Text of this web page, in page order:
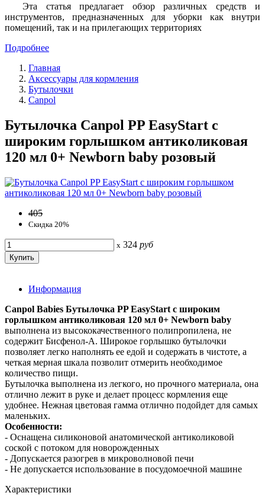
Эта статья предлагает обзор различных средств и
инструментов, предназначенных для уборки как внутри
помещений, так и на прилегающих территориях
Подробнее
Главная
Аксессуары для кормления
Бутылочки
Canpol
Бутылочка Canpol PP EasyStart с
широким горлышком антиколиковая
120 мл 0+ Newborn baby розовый
405
Скидка 20%
x 324 руб
Информация
Canpol Babies Бутылочка PP EasyStart с широким
горлышком антиколиковая 120 мл 0+ Newborn baby
выполнена из высококачественного полипропилена, не
содержит Бисфенол-А. Широкое горлышко бутылочки
позволяет легко наполнять ее едой и содержать в чистоте, а
четкая мерная шкала позволит отмерить необходимое
количество пищи.
Бутылочка выполнена из легкого, но прочного материала, она
отлично лежит в руке и делает процесс кормления еще
удобнее. Нежная цветовая гамма отлично подойдет для самых
маленьких.
Особенности:
- Оснащена силиконовой анатомической антиколиковой
соской с потоком для новорожденных
- Допускается разогрев в микроволновой печи
- Не допускается использование в посудомоечной машине
Характеристики